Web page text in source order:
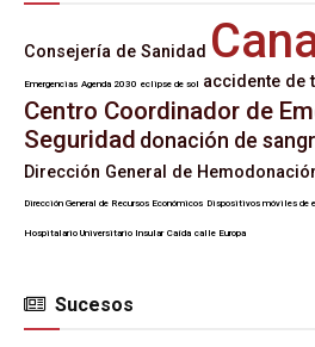
Consejería de Sanidad
Emergencias Agenda 2030 eclipse de sol accidente de
Centro Coordinador de
Seguridad donación de
Dirección General de
Dirección General de Recursos Económicos Dispositivos móviles de
Hospitalario Universitario Insular Caída calle Europa
Sucesos
SUCESOS